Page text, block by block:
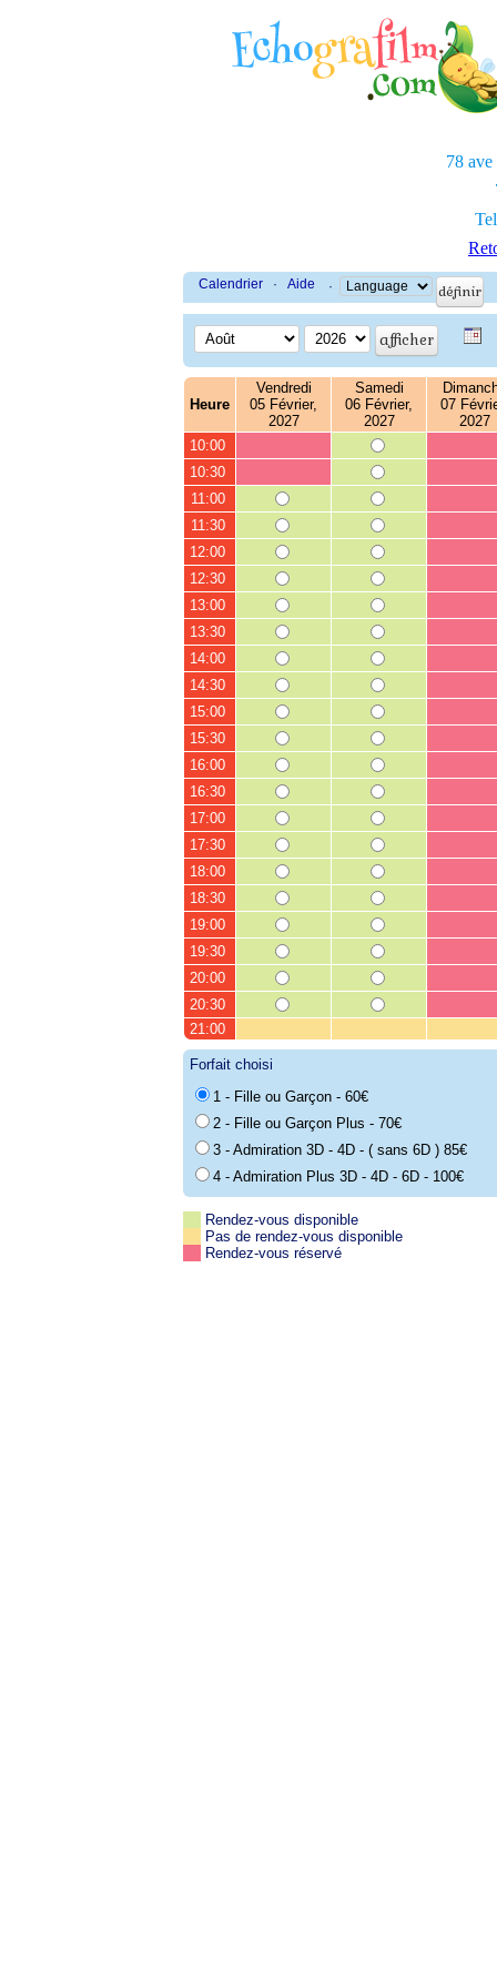
78 ave
Calendrier · Aide ·
Heure
Vendredi
05 Février,
2027
Samedi
06 Février,
2027
07
2027
10:00
10:30
11:00
11:30
12:00
12:30
13:00
13:30
14:00
14:30
15:00
15:30
16:00
16:30
17:00
17:30
18:00
18:30
19:00
19:30
20:00
20:30
21:00
Forfait choisi
1 - Fille ou Garçon - 60€
2 - Fille ou Garçon Plus - 70€
3 - Admiration 3D - 4D - ( sans 6D ) 85€
4 - Admiration Plus 3D - 4D - 6D - 100€
Rendez-vous disponible
Pas de rendez-vous disponible
Rendez-vous réservé